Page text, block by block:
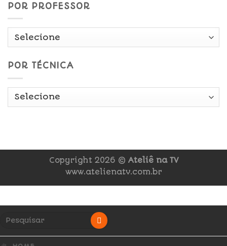
POR PROFESSOR
POR TÉCNICA
Copyright 2026 © Ateliê na TV
www.atelienatv.com.br